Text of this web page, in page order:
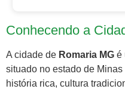
Conhecendo a
A cidade de Romaria MG é
situado no estado de
história rica, cultura